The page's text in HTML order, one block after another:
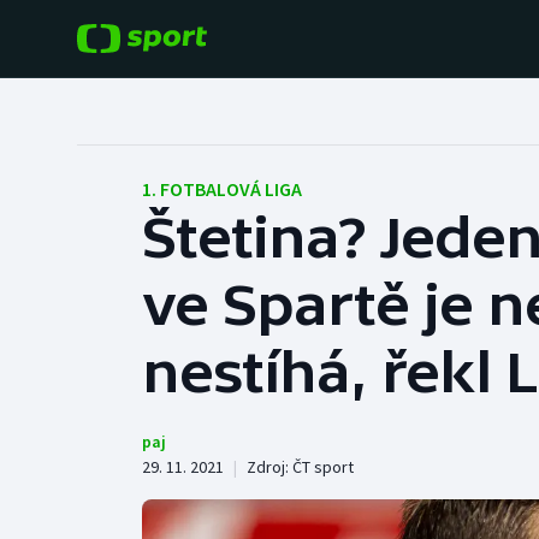
Hokej
Tenis
Baseball a softbal
Basketbal
Biatlon
1. FOTBALOVÁ LIGA
Štetina?
ve Spartě je
nestíhá, řekl
paj
29. 11. 2021 | Zdroj: ČT sport